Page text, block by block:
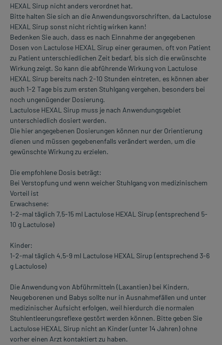
HEXAL Sirup nicht anders verordnet hat.
Bitte halten Sie sich an die Anwendungsvorschriften, da Lactulose
HEXAL Sirup sonst nicht richtig wirken kann!
Bedenken Sie auch, dass es nach Einnahme der angegebenen
Dosen von Lactulose HEXAL Sirup einer geraumen, oft von Patient
zu Patient unterschiedlichen Zeit bedarf, bis sich die erwünschte
Wirkung zeigt. So kann die abführende Wirkung von Lactulose
HEXAL Sirup bereits nach 2-10 Stunden eintreten, es können aber
auch 1-2 Tage bis zum ersten Stuhlgang vergehen, besonders bei
noch ungenügender Dosierung.
Lactulose HEXAL Sirup muss je nach Anwendungsgebiet
unterschiedlich dosiert werden.
Die hier angegebenen Dosierungen können nur der Orientierung
dienen und müssen gegebenenfalls verändert werden, um die
gewünschte Wirkung zu erzielen.
Die empfohlene Dosis beträgt:
Bei Verstopfung und wenn weicher Stuhlgang von medizinischem
Vorteil ist
Erwachsene:
1-2-mal täglich 7,5-15 ml Lactulose HEXAL Sirup (entsprechend 5-
10 g Lactulose)
Kinder:
1-2-mal täglich 4,5-9 ml Lactulose HEXAL Sirup (entsprechend 3-6
g Lactulose)
Die Anwendung von Abführmitteln (Laxantien) bei Kindern,
Neugeborenen und Babys sollte nur in Ausnahmefällen und unter
medizinischer Aufsicht erfolgen, weil hierdurch die normalen
Stuhlentleerungsreflexe gestört werden können. Bitte geben Sie
Lactulose HEXAL Sirup nicht an Kinder (unter 14 Jahren) ohne
vorher einen Arzt kontaktiert zu haben.